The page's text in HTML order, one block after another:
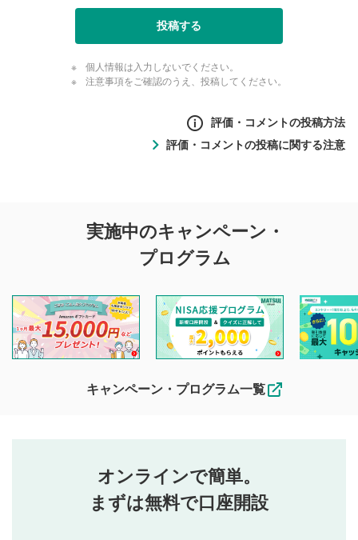
投稿する
個人情報は入力しないでください。
注意事項をご確認のうえ、投稿してください。
評価・コメントの投稿方法
投稿するボタン
星で評価をすると投稿できます。（お名前とコメント
評価・コメントの投稿に関する注意
投稿に関する注意
を目的として、各動画コンテンツに、評価およびコメントの
投稿ができます。利用者は以下の注意事項をご理解のうえ、
閲覧および投稿を行うものとしてください。
他の利用者が動画を視聴される際の参考になるコメントをお
待ちしております。
なお、投稿をもって、本注意事項に同意されたものとみなし
行ってください。
当社は、利用者同士、もしくは利用者と第三者間のトラ
ブルによって生じた損害に対して一切の責任を負いませ
実施中のキャンペーン・
プログラム
キャンペーン・プログラム一覧
オンラインで簡単。
まずは無料で口座開設